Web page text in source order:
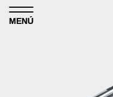
Skip to content
MENÚ